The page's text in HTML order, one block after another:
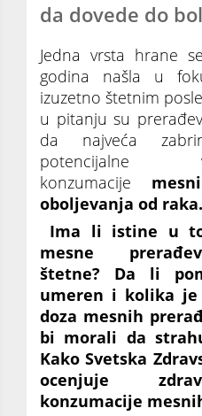
da dovede do
Jedna vrsta hrane
godina našla u
izuzetno štetnim
u pitanju su
da najveća
potencijalne
konzumacije
oboljevanja od raka.
Ima li istine u
mesne
štetne? Da li
umeren i kolika je
doza mesnih
bi morali da
Kako Svetska
ocenjuje
konzumacije